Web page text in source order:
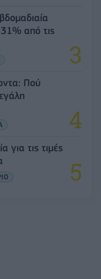
από τις
Πού
για τις τιμές